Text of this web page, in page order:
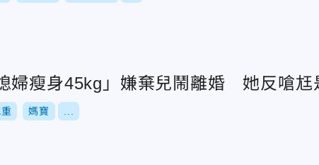
婦瘦身45kg」嫌棄兒鬧離婚 她反嗆尪
媽寶